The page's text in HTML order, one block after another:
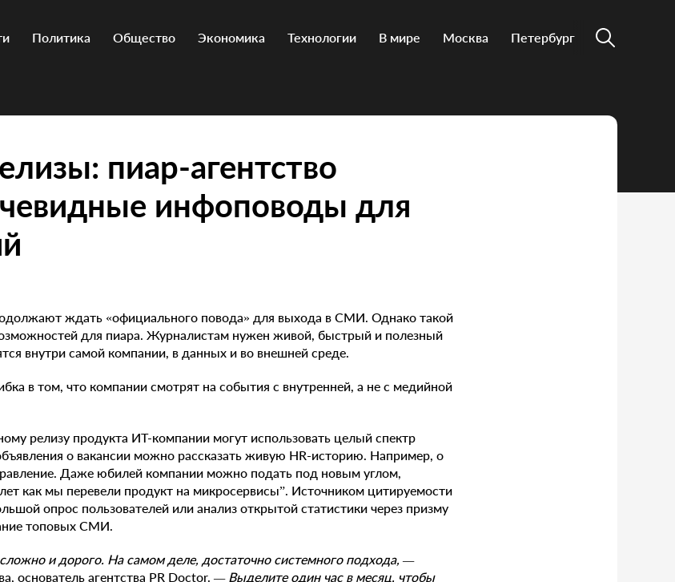
Политика Общество Экономика Технологии В мире Москва Петербург
пиар-агентство
инфоповоды для
ждать «официального повода» для выхода в СМИ. Однако такой
для пиара. Журналистам нужен живой, быстрый и полезный
внутри самой компании, в данных и во внешней среде.
в том, что компании смотрят на события с внутренней, а не с медийной
релизу продукта ИТ-компании могут использовать целый спектр
о вакансии можно рассказать живую HR-историю. Например, о
Даже юбилей компании можно подать под новым углом,
как мы перевели продукт на микросервисы”. Источником цитируемости
опрос пользователей или анализ открытой статистики через призму
топовых СМИ.
и дорого. На самом деле, достаточно системного подхода, —
основатель агентства PR Doctor. — Выделите один час в месяц, чтобы